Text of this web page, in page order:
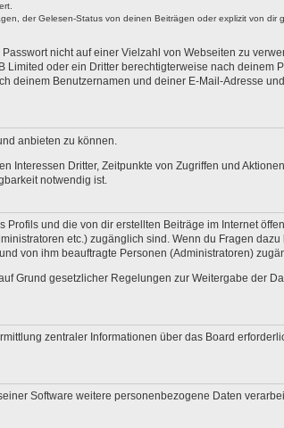
der Gelesen-Status von deinen Beiträgen oder explizit von dir
nicht auf einer Vielzahl von Webseiten zu
oder ein Dritter berechtigterweise nach deinem
deinem Benutzernamen und deiner E-Mail-Adresse
anbieten zu können.
Dritter, Zeitpunkte von Zugriffen und
notwendig ist.
und die von dir erstellten Beiträge im Internet
etc.) zugänglich sind. Wenn du Fragen
von ihm beauftragte Personen (Administratoren)
Grund gesetzlicher Regelungen zur Weitergabe der
zentraler Informationen über das Board
Software weitere personenbezogene Daten